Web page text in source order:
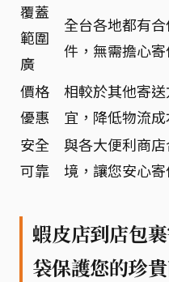
覆蓋
範圍
廣
全台各地都有
件，無需擔心寄
價格
優惠
相較於其他寄
宜，降低物流成
安全
可靠
與各大便利商
境，讓您安心寄
蝦皮店到店包
袋保護您的珍